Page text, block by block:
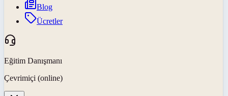
Blog
Ücretler
Eğitim Danışmanı
Çevrimiçi (online)